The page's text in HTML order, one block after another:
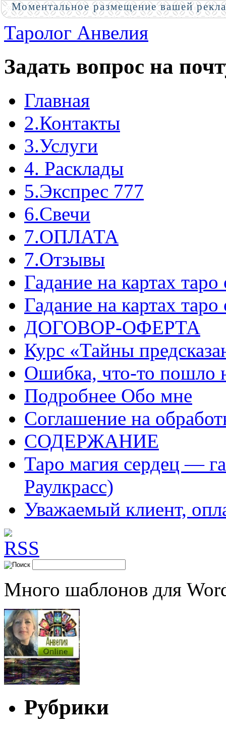
Таролог Анвелия
Задать вопрос на
Главная
2.Контакты
3.Услуги
4. Расклады
5.Экспрес 777
6.Свечи
7.ОПЛАТА
7.Отзывы
Гадание на картах
Гадание на картах
ДОГОВОР-ОФЕРТА
Курс «Тайны
Ошибка, что-то пошло
Подробнее Обо мне
Соглашение на
СОДЕРЖАНИЕ
Таро магия сердец —
Раулкрасс)
Уважаемый клиент,
Много шаблонов для
Рубрики
Моментальное размещение вашей